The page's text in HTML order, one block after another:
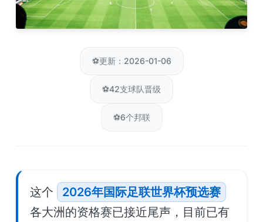
⚽更新：2026-01-06
⚽42支球队晋级
⚽6个邦联
这个
2026年国际足联世界杯预选赛
各大洲的资格赛已接近尾声，目前已有